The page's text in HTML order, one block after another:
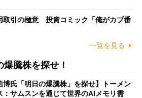
取引の極意 投資コミック「俺がカブ番
一覧を見る
騰株を探せ！
博氏「明日の爆騰株」を探せ】トーメン
：サムスンを通じて世界のAIメモリ需